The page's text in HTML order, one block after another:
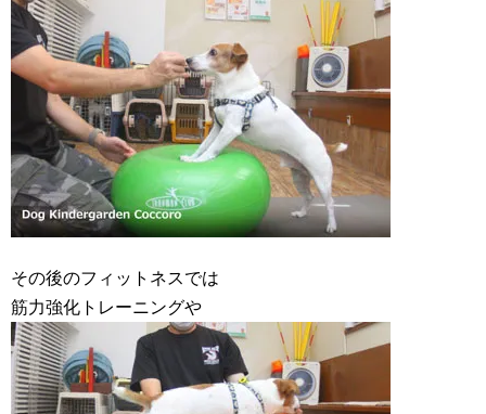
その後のフィットネスでは
筋力強化トレーニングや